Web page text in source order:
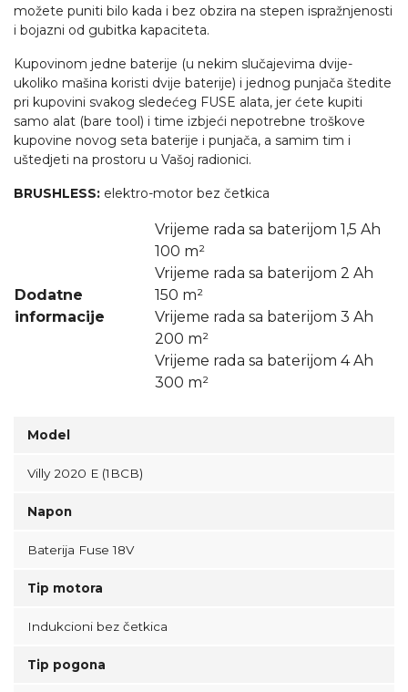
možete puniti bilo kada i bez obzira na stepen ispražnjenosti
i bojazni od gubitka kapaciteta.
Kupovinom jedne baterije (u nekim slučajevima dvije-
ukoliko mašina koristi dvije baterije) i jednog punjača štedite
pri kupovini svakog sledećeg FUSE alata, jer ćete kupiti
samo alat (bare tool) i time izbjeći nepotrebne troškove
kupovine novog seta baterije i punjača, a samim tim i
uštedjeti na prostoru u Vašoj radionici.
BRUSHLESS: elektro-motor bez četkica
Dodatne
informacije
Vrijeme rada sa baterijom 1,5 Ah
100 m²
Vrijeme rada sa baterijom 2 Ah
150 m²
Vrijeme rada sa baterijom 3 Ah
200 m²
Vrijeme rada sa baterijom 4 Ah
300 m²
Model
Villy 2020 E (1BCB)
Napon
Baterija Fuse 18V
Tip motora
Indukcioni bez četkica
Tip pogona